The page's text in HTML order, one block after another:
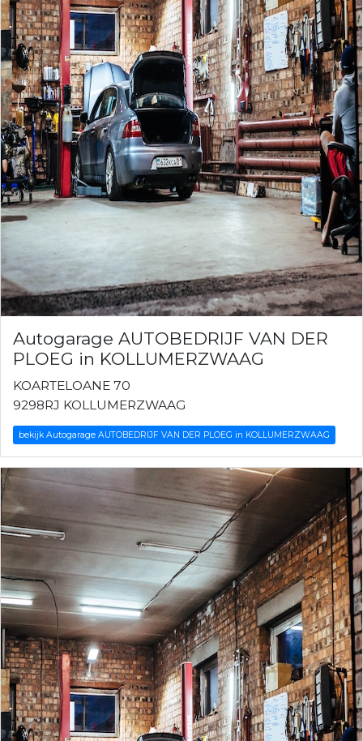
Autogarage AUTOBEDRIJF VAN DER
PLOEG in KOLLUMERZWAAG
KOARTELOANE 70
9298RJ KOLLUMERZWAAG
bekijk Autogarage AUTOBEDRIJF VAN DER PLOEG in KOLLUMERZWAAG